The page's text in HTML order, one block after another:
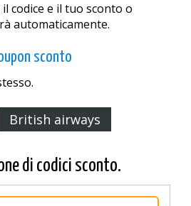
codice e il tuo sconto o
automaticamente.
sconto
British airways
di codici sconto.